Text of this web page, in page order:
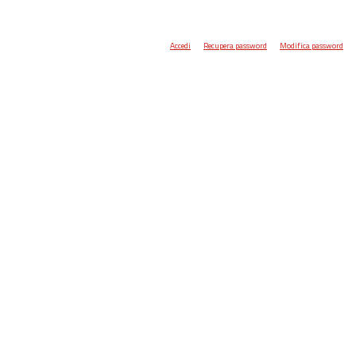
Accedi Recupera password Modifica password